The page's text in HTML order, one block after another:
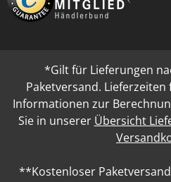
*Gilt für Lieferungen
Paketversand.
Informationen zur
Sie in unserer Übersicht
**Kostenloser